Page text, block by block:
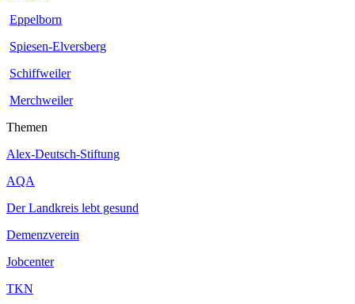
Eppelborn
Spiesen-Elversberg
Schiffweiler
Merchweiler
Themen
Alex-Deutsch-Stiftung
AQA
Der Landkreis lebt gesund
Demenzverein
Jobcenter
TKN